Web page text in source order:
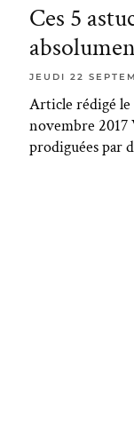
Ces 5
JEUDI 22
Article rédigé le
novembre 2017
prodiguées par